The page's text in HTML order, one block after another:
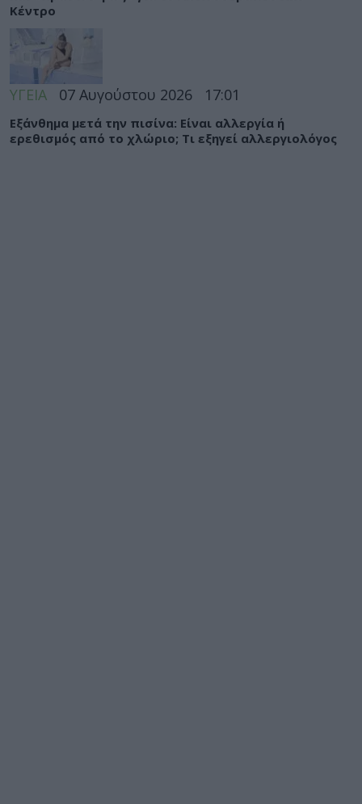
Κέντρο
ΥΓΕΙΑ 07 Αυγούστου 2026 17:01
Εξάνθημα μετά την πισίνα: Είναι αλλεργία ή
ερεθισμός από το χλώριο; Τι εξηγεί αλλεργιολόγος